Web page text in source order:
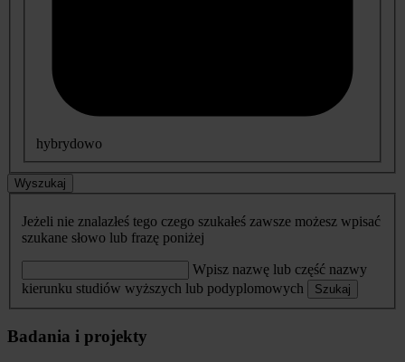
hybrydowo
Wyszukaj
Jeżeli nie znalazłeś tego czego szukałeś zawsze możesz wpisać
szukane słowo lub frazę poniżej
Wpisz nazwę lub część nazwy
kierunku studiów wyższych lub podyplomowych
Szukaj
Badania i projekty